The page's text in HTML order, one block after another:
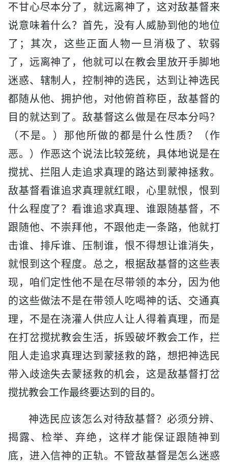
不甘心尽本分了，就远离神了，这对敌基督来
说意味着什么？首先，没有人威胁到他的地位
了；其次，这些正面人物一旦消极了、软弱
了，远离神了，他就可以在教会里放开手脚地
迷惑、辖制人，控制神的选民，达到让神选民
都随从他、拥护他，对他俯首称臣，敌基督的
目的就达到了。敌基督这么做是在尽本分吗？
（不是。）那他所做的都是什么性质？（作
恶。）作恶这个说法比较笼统，具体地说是在
搅扰、拦阻人走追求真理的路达到蒙神拯救。
敌基督看谁追求真理就红眼，心里就恨，恨到
什么程度了？看谁追求真理、谁跟随基督，不
跟随他、不崇拜他，不跟他走一条路，他就打
击谁、排斥谁、压制谁，恨不得想让谁消失，
就恨到这个程度。总之，根据敌基督的这些表
现，咱们定性他不是在尽带领的本分，因为他
的这些做法不是在带领人吃喝神的话、交通真
理，不是在浇灌人供应人让人得着真理，而是
在打岔搅扰教会生活，拆毁破坏教会工作，拦
阻人走追求真理达到蒙拯救的路，想把神选民
带入歧途失去蒙拯救的机会，这是敌基督打岔
搅扰教会工作最终要达到的目的。
神选民应该怎么对待敌基督？必须分辨、
揭露、检举、弃绝，这样才能保证跟随神到
底，进入信神的正轨。不管敌基督是怎么迷惑